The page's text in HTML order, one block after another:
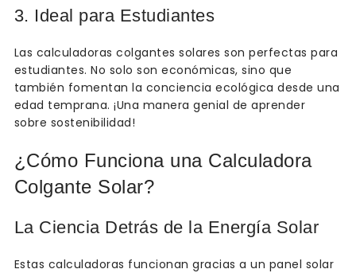
3. Ideal para Estudiantes
Las calculadoras colgantes solares son perfectas para
estudiantes. No solo son económicas, sino que
también fomentan la conciencia ecológica desde una
edad temprana. ¡Una manera genial de aprender
sobre sostenibilidad!
¿Cómo Funciona una Calculadora
Colgante Solar?
La Ciencia Detrás de la Energía Solar
Estas calculadoras funcionan gracias a un panel solar